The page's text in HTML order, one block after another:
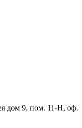
дом 9, пом. 11-Н, оф.